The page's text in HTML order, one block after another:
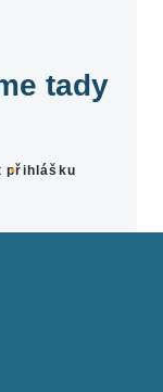
tady
přihlášku